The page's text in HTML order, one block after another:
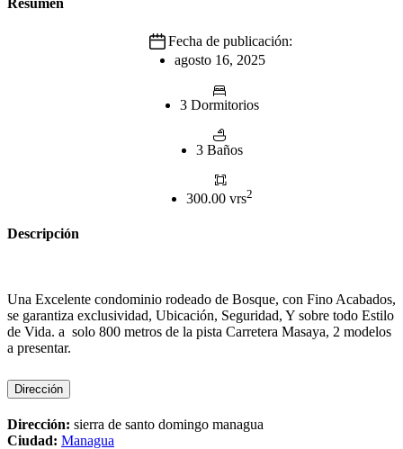
Resumen
Fecha de publicación:
agosto 16, 2025
3 Dormitorios
3 Baños
300.00 vrs2
Descripción
Una Excelente condominio rodeado de Bosque, con Fino Acabados,
se garantiza exclusividad, Ubicación, Seguridad, Y sobre todo Estilo
de Vida. a solo 800 metros de la pista Carretera Masaya, 2 modelos
a presentar.
Dirección
Dirección: sierra de santo domingo managua
Ciudad: Managua